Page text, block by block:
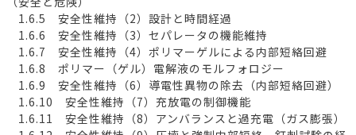
1.6.5 安全性維持（2）設計と時間経過
1.6.6 安全性維持（3）セパレータの機能維持
1.6.7 安全性維持（4）ポリマーゲルによる内部短絡回避
1.6.8 ポリマー（ゲル）電解液のモルフォロジー
1.6.9 安全性維持（6）導電性異物の除去（内部短絡回避）
1.6.10 安全性維持（7）充放電の制御機能
1.6.11 安全性維持（8）アンバランスと過充電（ガス膨張）